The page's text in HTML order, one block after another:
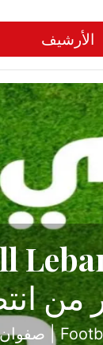
الأرشيف
والصراع